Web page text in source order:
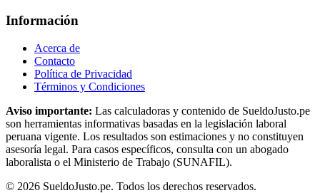
Información
Acerca de
Contacto
Política de Privacidad
Términos y Condiciones
Aviso importante: Las calculadoras y contenido de SueldoJusto.pe
son herramientas informativas basadas en la legislación laboral
peruana vigente. Los resultados son estimaciones y no constituyen
asesoría legal. Para casos específicos, consulta con un abogado
laboralista o el Ministerio de Trabajo (SUNAFIL).
© 2026 SueldoJusto.pe. Todos los derechos reservados.